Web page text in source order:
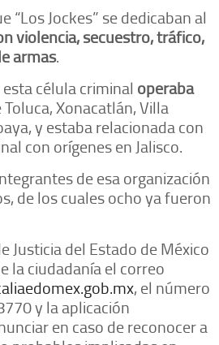
“Los Jockes” se dedicaban al
violencia, secuestro, tráfico,
armas.
célula criminal operaba
Xonacatlán, Villa
y estaba relacionada con
con orígenes en Jalisco.
de esa organización
de los cuales ocho ya fueron
Justicia del Estado de México
la ciudadanía el correo
, el número
y la aplicación
en caso de reconocer a